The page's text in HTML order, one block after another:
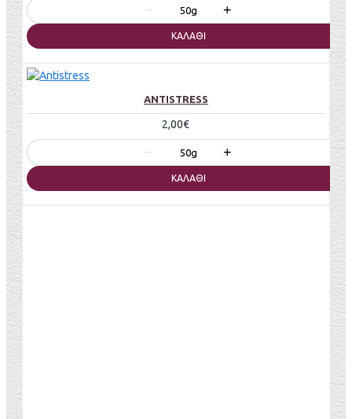
− 50g +
ΚΑΛΆΘΙ
ANTISTRESS
2,00€
− 50g +
ΚΑΛΆΘΙ